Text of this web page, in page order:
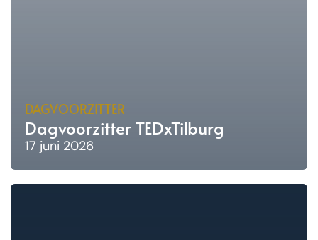
DAGVOORZITTER
Dagvoorzitter TEDxTilburg
17 juni 2026